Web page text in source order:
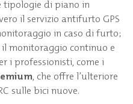
tipologie di piano in
il servizio antifurto GPS
in caso di furto;
monitoraggio continuo e
i professionisti, come i
, che offre l’ulteriore
sulle bici nuove.